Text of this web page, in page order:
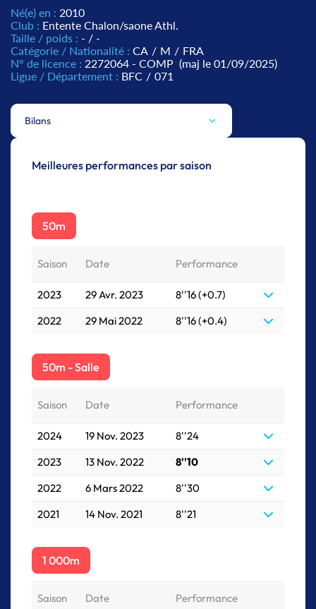
Né(e) en : 2010
Club : Entente Chalon/saone Athl.
Taille / poids : - / -
Catégorie / Nationalité : CA / M / FRA
N° de licence : 2272064 - COMP (maj le 01/09/2025)
Ligue / Département : BFC / 071
Bilans
Meilleures performances par saison
50m
Saison Date Performance
2023 29 Avr. 2023
8''16 (+0.7)
2022
29 Mai 2022 8''16 (+0.4)
50m - Salle
Saison Date Performance
2024 19 Nov. 2023
8''24
2023
13 Nov. 2022
8''10
2022
6 Mars 2022
8''30
2021
14 Nov. 2021 8''21
1 000m
Saison Date Performance